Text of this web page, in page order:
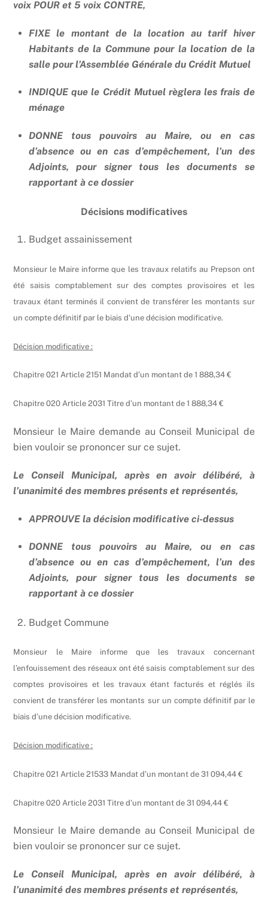
voix POUR et 5 voix CONTRE,
FIXE le montant de la location au tarif hiver
Habitants de la Commune pour la location de la
salle pour l’Assemblée Générale du Crédit Mutuel
INDIQUE que le Crédit Mutuel règlera les frais de
ménage
DONNE tous pouvoirs au Maire, ou en cas
d’absence ou en cas d’empêchement, l’un des
Adjoints, pour signer tous les documents se
rapportant à ce dossier
Décisions modificatives
Budget assainissement
Monsieur le Maire informe que les travaux relatifs au Prepson ont
été saisis comptablement sur des comptes provisoires et les
travaux étant terminés il convient de transférer les montants sur
un compte définitif par le biais d’une décision modificative.
Décision modificative :
Chapitre 021 Article 2151 Mandat d’un montant de 1 888,34 €
Chapitre 020 Article 2031 Titre d’un montant de 1 888,34 €
Monsieur le Maire demande au Conseil Municipal de
bien vouloir se prononcer sur ce sujet.
Le Conseil Municipal, après en avoir délibéré, à
l’unanimité des membres présents et représentés,
APPROUVE la décision modificative ci-dessus
DONNE tous pouvoirs au Maire, ou en cas
d’absence ou en cas d’empêchement, l’un des
Adjoints, pour signer tous les documents se
rapportant à ce dossier
Budget Commune
Monsieur le Maire informe que les travaux concernant
l’enfouissement des réseaux ont été saisis comptablement sur des
comptes provisoires et les travaux étant facturés et réglés ils
convient de transférer les montants sur un compte définitif par le
biais d’une décision modificative.
Décision modificative :
Chapitre 021 Article 21533 Mandat d’un montant de 31 094,44 €
Chapitre 020 Article 2031 Titre d’un montant de 31 094,44 €
Monsieur le Maire demande au Conseil Municipal de
bien vouloir se prononcer sur ce sujet.
Le Conseil Municipal, après en avoir délibéré, à
l’unanimité des membres présents et représentés,